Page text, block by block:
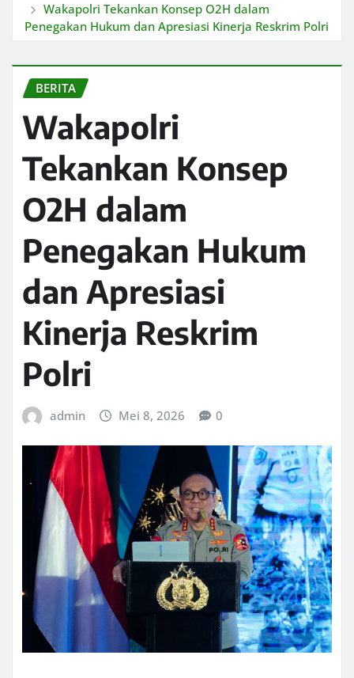
Wakapolri Tekankan Konsep O2H dalam
Penegakan Hukum dan Apresiasi Kinerja Reskrim Polri
BERITA
Wakapolri
Tekankan Konsep
O2H dalam
Penegakan Hukum
dan Apresiasi
Kinerja Reskrim
Polri
admin Mei 8, 2026 0